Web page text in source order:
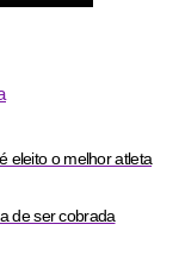
eleito o melhor atleta
de ser cobrada